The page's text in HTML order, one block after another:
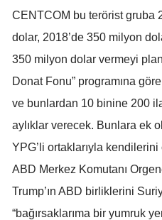
CENTCOM bu terörist gruba
dolar, 2018’de 350 milyon
350 milyon dolar vermeyi
Donat Fonu” programına
ve bunlardan 10 binine 200
aylıklar verecek. Bunlara ek
YPG’li ortaklarıyla
ABD Merkez Komutanı
Trump’ın ABD birliklerini
“bağırsaklarıma bir yumruk